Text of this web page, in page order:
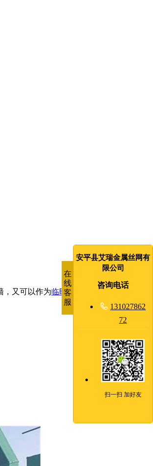
，又可以作为临时隔离网
使用，只需采用
在
线
客
服
安平县艾瑞金属丝网有
限公司
咨询电话
 131027862
72
扫一扫 加好友